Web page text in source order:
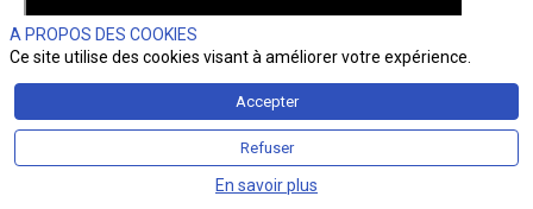
A PROPOS DES COOKIES
Ce site utilise des cookies visant à améliorer votre expérience.
Accepter
Refuser
En savoir plus